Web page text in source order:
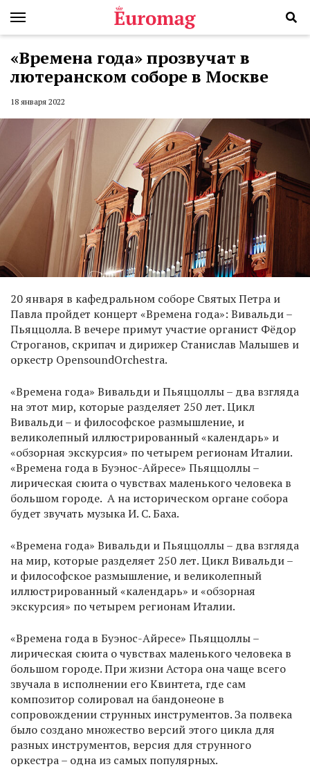
«Времена года» прозвучат в
лютеранском соборе в Москве
18 января 2022
20 января в кафедральном соборе Святых Петра и
Павла пройдет концерт «Времена года»: Вивальди –
Пьяццолла. В вечере примут участие органист Фёдор
Строганов, скрипач и дирижер Станислав Малышев и
оркестр OpensoundOrchestra.
«Времена года» Вивальди и Пьяццоллы – два взгляда
на этот мир, которые разделяет 250 лет. Цикл
Вивальди – и философское размышление, и
великолепный иллюстрированный «календарь» и
«обзорная экскурсия» по четырем регионам Италии.
«Времена года в Буэнос-Айресе» Пьяццоллы –
лирическая сюита о чувствах маленького человека в
большом городе. А на историческом органе собора
будет звучать музыка И. С. Баха.
«Времена года» Вивальди и Пьяццоллы – два взгляда
на мир, которые разделяет 250 лет. Цикл Вивальди –
и философское размышление, и великолепный
иллюстрированный «календарь» и «обзорная
экскурсия» по четырем регионам Италии.
«Времена года в Буэнос-Айресе» Пьяццоллы –
лирическая сюита о чувствах маленького человека в
большом городе. При жизни Астора она чаще всего
звучала в исполнении его Квинтета, где сам
композитор солировал на бандонеоне в
сопровождении струнных инструментов. За полвека
было создано множество версий этого цикла для
разных инструментов, версия для струнного
оркестра – одна из самых популярных.